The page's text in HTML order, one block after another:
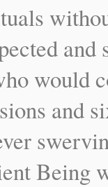
would
and
Being